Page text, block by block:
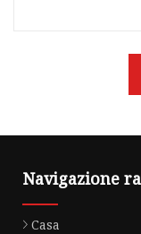
Navigazione
Casa